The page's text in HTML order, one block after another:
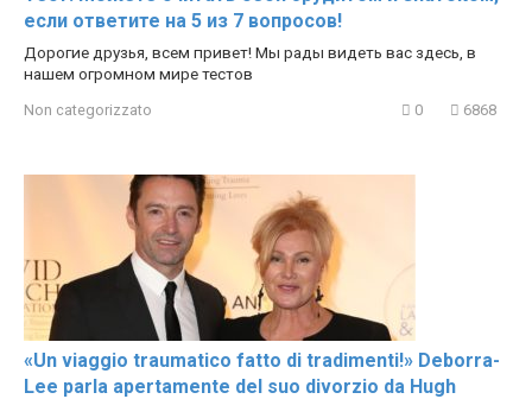
если ответите на 5 из 7 вопросов!
Дорогие друзья, всем привет! Мы рады видеть вас здесь, в
нашем огромном мире тестов
Non categorizzato 0 6868
«Un viaggio traumatico fatto di tradimenti!» Deborra-
Lee parla apertamente del suo divorzio da Hugh